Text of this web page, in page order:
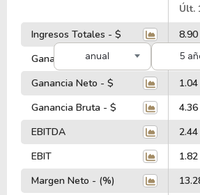
anual 5
Últ.
Ingresos Totales - $
Ganancia Operativa - $
Ganancia Neto - $
Ganancia Bruta - $
EBITDA
EBIT
Margen Neto - (%)